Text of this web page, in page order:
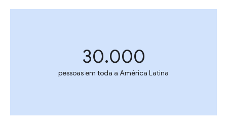
30.000
pessoas em toda a América Latina